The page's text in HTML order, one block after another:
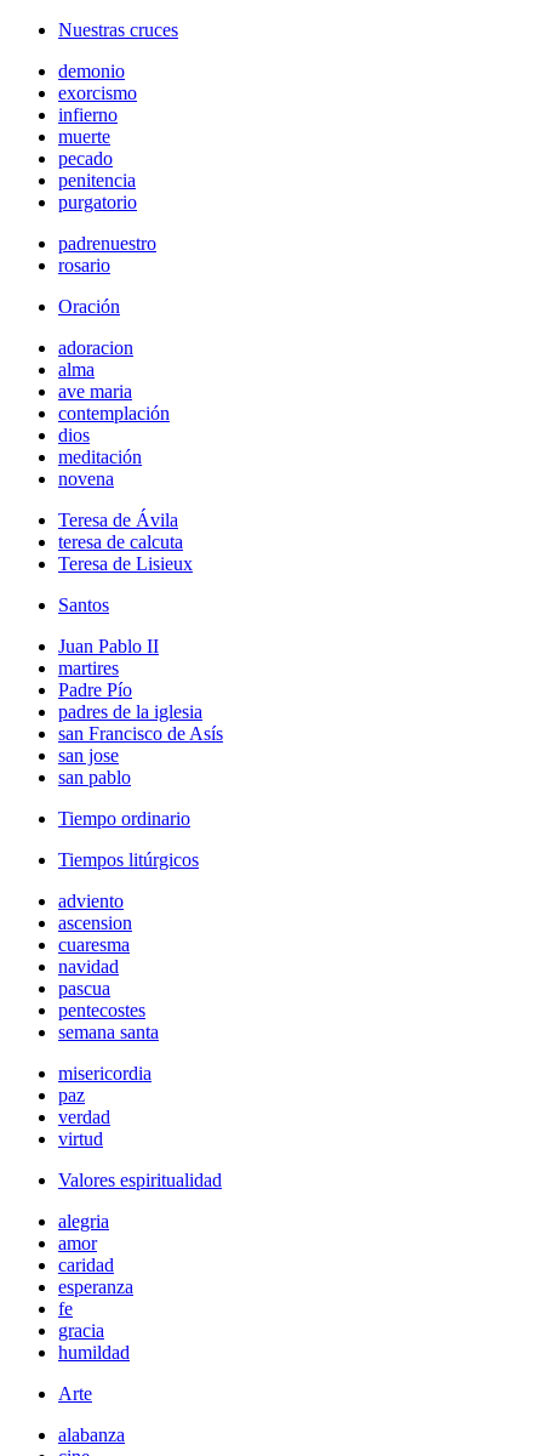
Nuestras cruces
demonio
exorcismo
infierno
muerte
pecado
penitencia
purgatorio
padrenuestro
rosario
Oración
adoracion
alma
ave maria
contemplación
dios
meditación
novena
Teresa de Ávila
teresa de calcuta
Teresa de Lisieux
Santos
Juan Pablo II
martires
Padre Pío
padres de la iglesia
san Francisco de Asís
san jose
san pablo
Tiempo ordinario
Tiempos litúrgicos
adviento
ascension
cuaresma
navidad
pascua
pentecostes
semana santa
misericordia
paz
verdad
virtud
Valores espiritualidad
alegria
amor
caridad
esperanza
fe
gracia
humildad
Arte
alabanza